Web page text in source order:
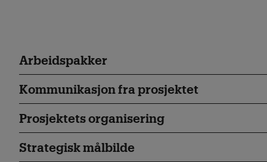
Arbeidspakker
Kommunikasjon fra prosjektet
Prosjektets organisering
Strategisk målbilde